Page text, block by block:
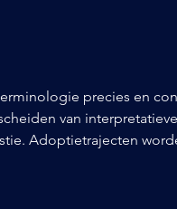
precies en
van
Adoptietrajecten